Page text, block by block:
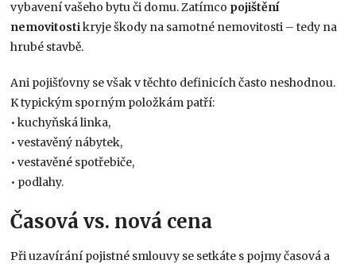
vybavení vašeho bytu či domu. Zatímco pojištění
nemovitostikryje škody na samotné nemovitosti – tedy na
hrubé stavbě.
Ani pojišťovny se však v těchto definicích často neshodnou.
K typickým sporným položkám patří:
• kuchyňská linka,
• vestavěný nábytek,
• vestavěné spotřebiče,
• podlahy.
Časová vs. nová cena
Při uzavírání pojistné smlouvy se setkáte s pojmy časová a